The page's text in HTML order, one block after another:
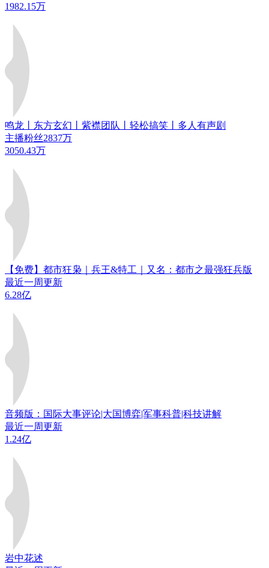
1982.15万
鸣龙丨东方玄幻丨紫襟团队丨轻松搞笑丨多人有声剧
主播粉丝2837万
3050.43万
【免费】都市狂枭｜兵王&特工｜又名：都市之最强狂兵版
最近一周更新
6.28亿
音频版：国际大事评论|大国博弈|军事科普|科技讲解
最近一周更新
1.24亿
岩中花述